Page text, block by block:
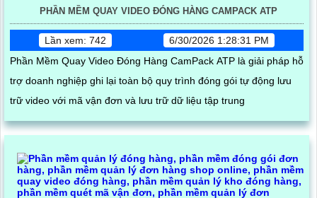
PHẦN MỀM QUAY VIDEO ĐÓNG HÀNG CAMPACK ATP
Lần xem: 742
6/30/2026 1:28:31 PM
Phần Mềm Quay Video Đóng Hàng CamPack ATP là giải pháp hỗ
trợ doanh nghiệp ghi lại toàn bộ quy trình đóng gói tự động lưu
trữ video với mã vận đơn và lưu trữ dữ liệu tập trung